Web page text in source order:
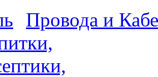
Провода и